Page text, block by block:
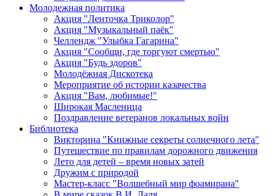
Молодежная политика
Акция "Ленточка Триколор"
Акция "Музыкальный паёк"
Челлендж "Улыбка Гагарина"
Акция "Сообщи, где торгуют смертью"
Акция "Будь здоров"
Молодёжная Дискотека
Мероприятие об истории казачества
Акция "Вам, любимые!"
Широкая Масленица
Поздравление ветеранов локальных войн
Библиотека
Викторина "Книжные секреты солнечного лета"
Путешествие по правилам дорожного движения
Лето для детей – время новых затей
Дружим с природой
Мастер-класс "Волшебный мир фоамирана"